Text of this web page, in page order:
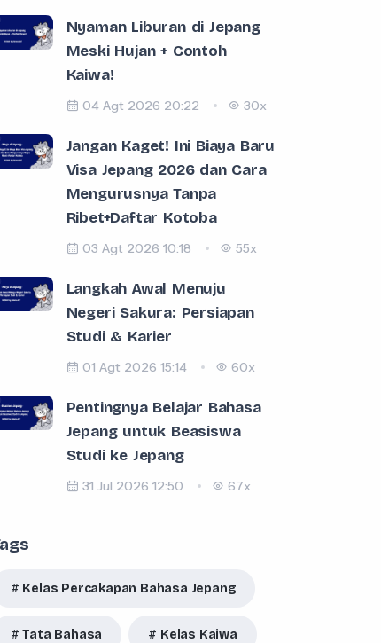
Nyaman Liburan di Jepang
Meski Hujan + Contoh
Kaiwa!
04 Agt 2026 20:22 30x
Jangan Kaget! Ini Biaya Baru
Visa Jepang 2026 dan Cara
Mengurusnya Tanpa
Ribet+Daftar Kotoba
03 Agt 2026 10:18 55x
Langkah Awal Menuju
Negeri Sakura: Persiapan
Studi & Karier
01 Agt 2026 15:14 60x
Pentingnya Belajar Bahasa
Jepang untuk Beasiswa
Studi ke Jepang
31 Jul 2026 12:50 67x
Kelas Percakapan Bahasa Jepang
Tata Bahasa Kelas Kaiwa